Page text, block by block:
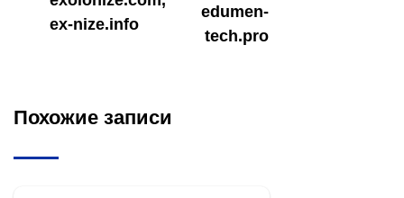
ex-nize.info
edumen-
tech.pro
Похожие записи